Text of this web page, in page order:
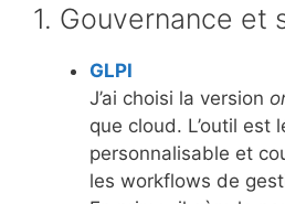
1. Gouvernance et
GLPI
J’ai choisi la version
que cloud. L’outil est
personnalisable et
les workflows de